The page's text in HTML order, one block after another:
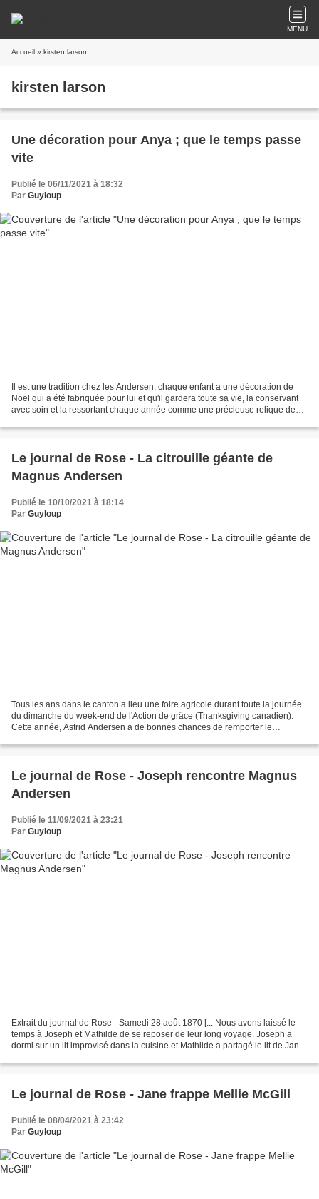
MENU
Accueil » kirsten larson
kirsten larson
Une décoration pour Anya ; que le temps passe
vite
Publié le 06/11/2021 à 18:32
Par Guyloup
Il est une tradition chez les Andersen, chaque enfant a une décoration de
Noël qui a été fabriquée pour lui et qu'il gardera toute sa vie, la conservant
avec soin et la ressortant chaque année comme une précieuse relique de
Le journal de Rose - La citrouille géante de
Magnus Andersen
Publié le 10/10/2021 à 18:14
Par Guyloup
Tous les ans dans le canton a lieu une foire agricole durant toute la journée
du dimanche du week-end de l'Action de grâce (Thanksgiving canadien).
Cette année, Astrid Andersen a de bonnes chances de remporter le
Le journal de Rose - Joseph rencontre Magnus
Andersen
Publié le 11/09/2021 à 23:21
Par Guyloup
Extrait du journal de Rose - Samedi 28 août 1870 [... Nous avons laissé le
temps à Joseph et Mathilde de se reposer de leur long voyage. Joseph a
dormi sur un lit improvisé dans la cuisine et Mathilde a partagé le lit de Jane.
Le journal de Rose - Jane frappe Mellie McGill
Publié le 08/04/2021 à 23:42
Par Guyloup